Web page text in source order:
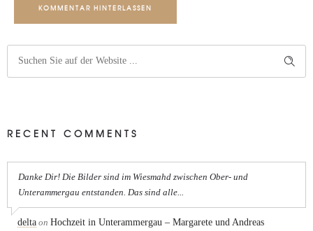
KOMMENTAR HINTERLASSEN
RECENT COMMENTS
Danke Dir! Die Bilder sind im Wiesmahd zwischen Ober- und
Unterammergau entstanden. Das sind alle...
delta on Hochzeit in Unterammergau – Margarete und Andreas